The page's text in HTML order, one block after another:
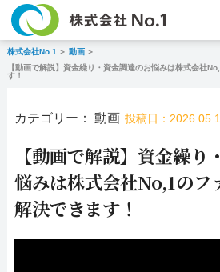
TOP ファク
よくある質問 ファク
企業情報 お問い
株式会社No.1
動画
【動画で解説】資金繰り・資金調達のお悩みは株式会社
す！
カテゴリー： 動画 投稿日：
【動画で解説】資金繰り
悩みは株式会社No,1のフ
解決できます！